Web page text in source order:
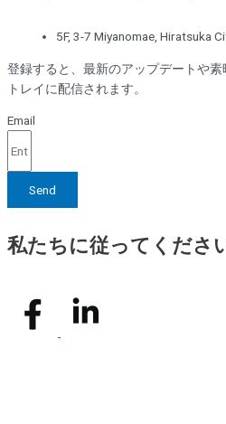
5F, 3-7 Miyanomae, Hiratsuka
登録すると、最新のアップデートや
トレイに配信されます。
Email
Send
私たちに従ってくださ